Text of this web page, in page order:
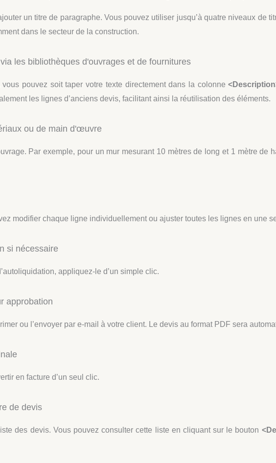
un titre de paragraphe. Vous pouvez utiliser jusqu’à quatre niveaux de
dans le secteur de la construction.
les bibliothèques d'ouvrages et de fournitures
vous pouvez soit taper votre texte directement dans la colonne
les lignes d’anciens devis, facilitant ainsi la réutilisation des éléments.
ou de main d'œuvre
Par exemple, pour un mur mesurant 10 mètres de long et 1 mètre de
modifier chaque ligne individuellement ou ajuster toutes les lignes en une
si nécessaire
appliquez-le d’un simple clic.
approbation
ou l’envoyer par e-mail à votre client. Le devis au format PDF sera
en facture d’un seul clic.
de devis
des devis. Vous pouvez consulter cette liste en cliquant sur le bouton